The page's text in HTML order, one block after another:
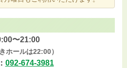
〜21:00
ホールは22:00）
092-674-3981